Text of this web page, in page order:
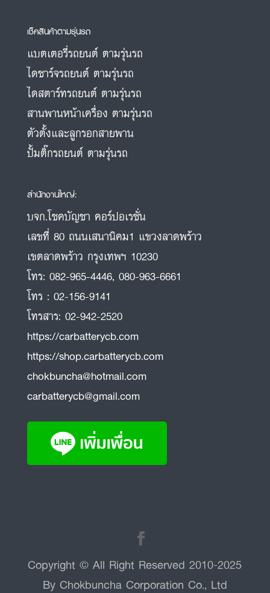
เช็คสินค้าตามรุ่นรถ
แบตเตอรี่รถยนต์ ตามรุ่นรถ
ไดชาร์จรถยนต์ ตามรุ่นรถ
ไดสตาร์ทรถยนต์ ตามรุ่นรถ
สานพานหน้าเครื่อง ตามรุ่นรถ
ตัวตั้งและลูกรอกสายพาน
ปั้มติ๊กรถยนต์ ตามรุ่นรถ
สำนักงานใหญ่:
บจก.โชคบัญชา คอร์ปอเรชั่น
เลขที่ 80 ถนนเสนานิคม1 แขวงลาดพร้าว
เขตลาดพร้าว กรุงเทพฯ 10230
โทร: 082-965-4446, 080-963-6661
โทร : 02-156-9141
โทรสาร: 02-942-2520
https://carbatterycb.com
https://shop.carbatterycb.com
chokbuncha@hotmail.com
carbatterycb@gmail.com
Copyright © All Right Reserved 2010-2025
By Chokbuncha Corporation Co., Ltd